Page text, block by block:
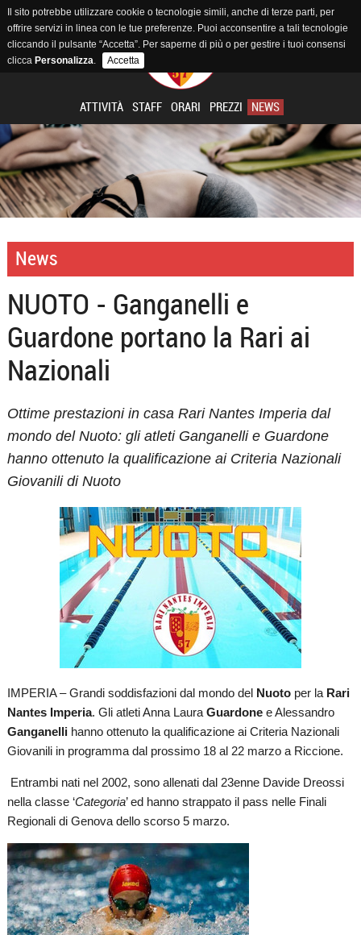
ATTIVITÀ STAFF ORARI PREZZI NEWS
News
NUOTO - Ganganelli e
Guardone portano la Rari ai
Nazionali
Ottime prestazioni in casa Rari Nantes Imperia dal
mondo del Nuoto: gli atleti Ganganelli e Guardone
hanno ottenuto la qualificazione ai Criteria Nazionali
Giovanili di Nuoto
IMPERIA – Grandi soddisfazioni dal mondo del Nuotoper la Rari
Nantes Imperia. Gli atleti Anna Laura Guardonee Alessandro
Ganganellihanno ottenuto la qualificazione ai Criteria Nazionali
Giovanili in programma dal prossimo 18 al 22 marzo a Riccione.
Entrambi nati nel 2002, sono allenati dal 23enne Davide Dreossi
nella classe ‘Categoria’ ed hanno strappato il pass nelle Finali
Regionali di Genova dello scorso 5 marzo.
Il sito potrebbe utilizzare cookie o tecnologie simili, anche di terze parti, per
offrire servizi in linea con le tue preferenze. Puoi acconsentire a tali tecnologie
cliccando il pulsante “Accetta”. Per saperne di più o per gestire i tuoi consensi
clicca Personalizza. Accetta